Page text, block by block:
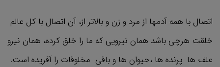
اتصال با همه آدمها از مرد و زن و بالاتر از، آن اتصال با کل عالم
خلقت هرچی باشد همان نیرویی که ما را خلق کرده، همان نیرو
علف ها پرنده ها ،حیوان ها و باقی مخلوقات را آفریده است.